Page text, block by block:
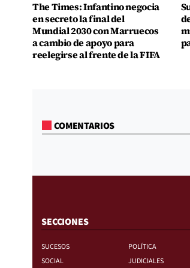
The Times: Infantino negocia
en secreto la final del
Mundial 2030 con Marruecos
a cambio de apoyo para
reelegirse al frente de la FIFA
COMENTARIOS
SECCIONES
SUCESOS
POLÍTICA
SOCIAL
JUDICIALES